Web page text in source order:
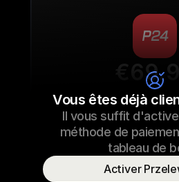
Sneaker
Sneaker laces
23/09/2022 17:29
Consumer name
Vous êtes déjà
Il vous suffit
méthode de
tableau de
Activer